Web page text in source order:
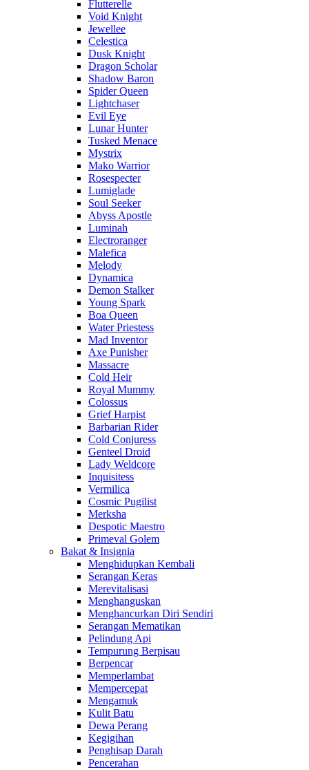
Flutterelle
Void Knight
Jewellee
Celestica
Dusk Knight
Dragon Scholar
Shadow Baron
Spider Queen
Lightchaser
Evil Eye
Lunar Hunter
Tusked Menace
Mystrix
Mako Warrior
Rosespecter
Lumiglade
Soul Seeker
Abyss Apostle
Luminah
Electroranger
Malefica
Melody
Dynamica
Demon Stalker
Young Spark
Boa Queen
Water Priestess
Mad Inventor
Axe Punisher
Massacre
Cold Heir
Royal Mummy
Colossus
Grief Harpist
Barbarian Rider
Cold Conjuress
Genteel Droid
Lady Weldcore
Inquisitess
Vermilica
Cosmic Pugilist
Merksha
Despotic Maestro
Primeval Golem
Bakat & Insignia
Menghidupkan Kembali
Serangan Keras
Merevitalisasi
Menghanguskan
Menghancurkan Diri Sendiri
Serangan Mematikan
Pelindung Api
Tempurung Berpisau
Berpencar
Memperlambat
Mempercepat
Mengamuk
Kulit Batu
Dewa Perang
Kegigihan
Penghisap Darah
Pencerahan